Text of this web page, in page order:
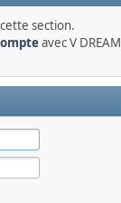
section.
avec V DREAM